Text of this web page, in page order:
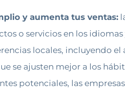
y aumenta tus ventas:
o servicios en los
locales, incluyendo el
se ajusten mejor a los
potenciales, las